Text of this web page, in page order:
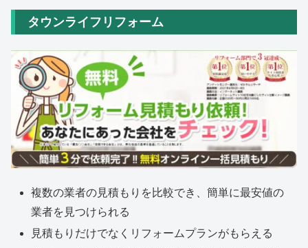
タウンライフリフォーム
複数の業者の見積もりを比較でき、簡単に最安値の
業者を見つけられる
見積もりだけでなくリフォームプランがもらえる